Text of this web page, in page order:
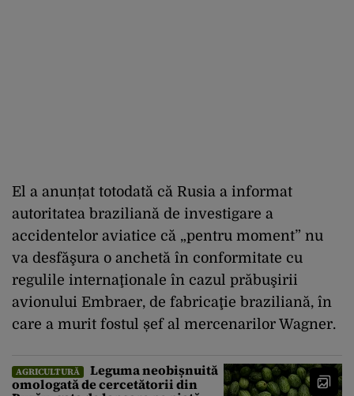
El a anunțat totodată că Rusia a informat
autoritatea braziliană de investigare a
accidentelor aviatice că „pentru moment” nu
va desfăşura o anchetă în conformitate cu
regulile internaţionale în cazul prăbuşirii
avionului Embraer, de fabricaţie braziliană, în
care a murit fostul șef al mercenarilor Wagner.
AGRICULTURĂ
Leguma neobișnuită
omologată de cercetătorii din